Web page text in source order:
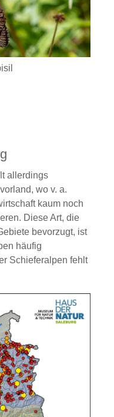
allerdings
wo v. a.
kaum noch
Diese Art, die
bevorzugt, ist
häufig
Schieferalpen fehlt